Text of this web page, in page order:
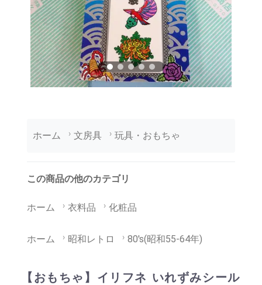
ホーム 文房具 玩具・おもちゃ
この商品の他のカテゴリ
ホーム 衣料品 化粧品
ホーム 昭和レトロ 80's(昭和55-64年)
【おもちゃ】イリフネ いれずみシール